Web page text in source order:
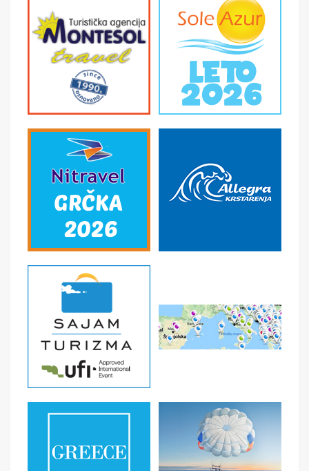
SMENE
5, 10 dana
NAPOMENE O CENI
First minute popusti
U CENU JE UKLJUČENO
- Avio prevoz čarter letom na relaciji Beograd-
Destinacija-Beograd · Avio takse trenutno-podložne
promenama. Više informacija na upit. - Sve takse se
plaćaju u agenciji uz aranžman, najkasnije 15 dana pred
put (plaćaju se u dinarskoj protivvrednosti po zvaničnom
srednjem kursu NBS, podložne su promenama i ne mogu
se platiti u ratama). - Takse važe za odrasle i decu stariju
od 2 godine. - Transfer aerodrom-hotel i hotel-
aerodrom. - 4-21 noćenja na bazi izabrane usluge u
hotelu, prema uplaćenom aranžmanu - Usluge
predstavnika na destinaciji.
- Putno zdravstveno osiguranje - Troškovi pregleda i
lečenja u inostranstvu su izuzetno visoki. - Fakultativne
izlete - Individualne troškove - Deca do 2 godine nemaju
mesto u avionu, ni sopstveni ležaj u hotelu - Ostale